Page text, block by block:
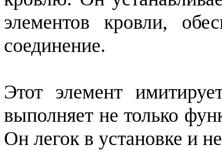
элементов кровли,
соединение.
Этот элемент
выполняет не только
Он легок в установке и